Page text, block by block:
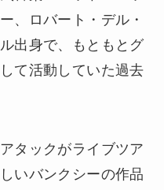
、ロバート・デル・
出身で、もともとグ
て活動していた過去
タックがライブツア
いバンクシーの作品